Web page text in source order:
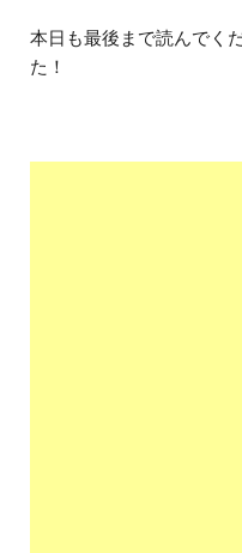
本日も最後まで読んでく
た！